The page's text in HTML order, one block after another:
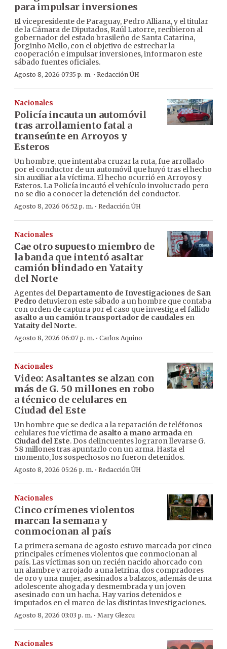
para impulsar inversiones
El vicepresidente de Paraguay, Pedro Alliana, y el titular
de la Cámara de Diputados, Raúl Latorre, recibieron al
gobernador del estado brasileño de Santa Catarina,
Jorginho Mello, con el objetivo de estrechar la
cooperación e impulsar inversiones, informaron este
sábado fuentes oficiales.
Agosto 8, 2026 07:35 p. m. · Redacción ÚH
Nacionales
Policía incauta un automóvil
tras arrollamiento fatal a
transeúnte en Arroyos y
Esteros
Un hombre, que intentaba cruzar la ruta, fue arrollado
por el conductor de un automóvil que huyó tras el hecho
sin auxiliar a la víctima. El hecho ocurrió en Arroyos y
Esteros. La Policía incautó el vehículo involucrado pero
no se dio a conocer la detención del conductor.
Agosto 8, 2026 06:52 p. m. · Redacción ÚH
Nacionales
Cae otro supuesto miembro de
la banda que intentó asaltar
camión blindado en Yataity
del Norte
Agentes del Departamento de Investigaciones de San
Pedro detuvieron este sábado a un hombre que contaba
con orden de captura por el caso que investiga el fallido
asalto a un camión transportador de caudales en
Yataity del Norte.
Agosto 8, 2026 06:07 p. m. · Carlos Aquino
Nacionales
Video: Asaltantes se alzan con
más de G. 50 millones en robo
a técnico de celulares en
Ciudad del Este
Un hombre que se dedica a la reparación de teléfonos
celulares fue víctima de asalto a mano armada en
Ciudad del Este. Dos delincuentes lograron llevarse G.
58 millones tras apuntarlo con un arma. Hasta el
momento, los sospechosos no fueron detenidos.
Agosto 8, 2026 05:26 p. m. · Redacción ÚH
Nacionales
Cinco crímenes violentos
marcan la semana y
conmocionan al país
La primera semana de agosto estuvo marcada por cinco
principales crímenes violentos que conmocionan al
país. Las víctimas son un recién nacido ahorcado con
un alambre y arrojado a una letrina, dos compradores
de oro y una mujer, asesinados a balazos, además de una
adolescente ahogada y desmembrada y un joven
asesinado con un hacha. Hay varios detenidos e
imputados en el marco de las distintas investigaciones.
Agosto 8, 2026 03:03 p. m. · Mary Glezcu
Nacionales